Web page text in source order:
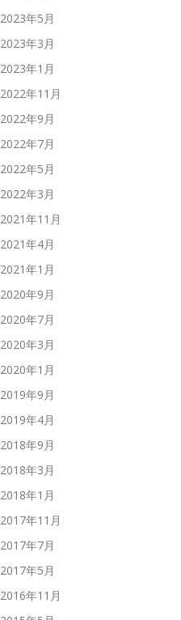
2023年5月
2023年3月
2023年1月
2022年11月
2022年9月
2022年7月
2022年5月
2022年3月
2021年11月
2021年4月
2021年1月
2020年9月
2020年7月
2020年3月
2020年1月
2019年9月
2019年4月
2018年9月
2018年3月
2018年1月
2017年11月
2017年7月
2017年5月
2016年11月